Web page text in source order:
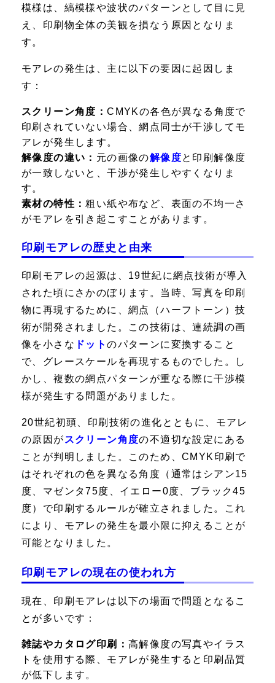
模様は、縞模様や波状のパターンとして目に見
え、印刷物全体の美観を損なう原因となりま
す。
モアレの発生は、主に以下の要因に起因しま
す：
スクリーン角度：CMYKの各色が異なる角度で
印刷されていない場合、網点同士が干渉してモ
アレが発生します。
解像度の違い： 元の画像の解像度と印刷解像度
が一致しないと、干渉が発生しやすくなりま
す。
素材の特性：粗い紙や布など、表面の不均一さ
がモアレを引き起こすことがあります。
印刷モアレの歴史と由来
印刷モアレの起源は、19世紀に網点技術が導入
された頃にさかのぼります。当時、写真を印刷
物に再現するために、網点（ハーフトーン）技
術が開発されました。この技術は、連続調の画
像を小さな ドットのパターンに変換すること
で、グレースケールを再現するものでした。し
かし、複数の網点パターンが重なる際に干渉模
様が発生する問題がありました。
20世紀初頭、印刷技術の進化とともに、モアレ
の原因が スクリーン角度の不適切な設定にある
ことが判明しました。このため、CMYK印刷で
はそれぞれの色を異なる角度（通常はシアン15
度、マゼンタ75度、イエロー0度、ブラック45
度）で印刷するルールが確立されました。これ
により、モアレの発生を最小限に抑えることが
可能となりました。
印刷モアレの現在の使われ方
現在、印刷モアレは以下の場面で問題となるこ
とが多いです：
雑誌やカタログ印刷： 高解像度の写真やイラス
トを使用する際、モアレが発生すると印刷品質
が低下します。